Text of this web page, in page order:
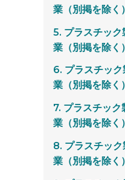
業（別掲を除く）
プラスチック
業（別掲を除く）
プラスチッ
業（別掲を除く）
プラスチック
業（別掲を除く）
プラスチッ
業（別掲を除く）